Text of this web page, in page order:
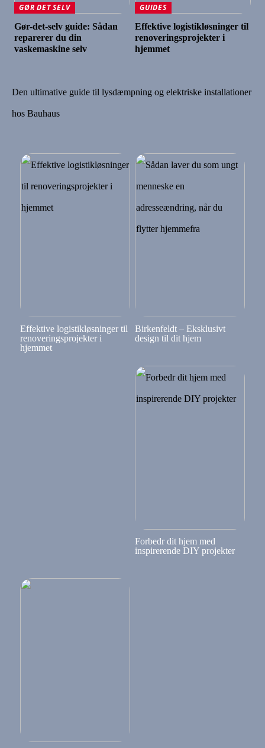
GØR DET SELV
Gør-det-selv guide: Sådan
reparerer du din
vaskemaskine selv
GUIDES
Effektive logistikløsninger til
renoveringsprojekter i
hjemmet
Den ultimative guide til lysdæmpning og elektriske installationer
hos Bauhaus
Effektive logistikløsninger til
renoveringsprojekter i
hjemmet
Birkenfeldt – Eksklusivt
design til dit hjem
Forbedr dit hjem med
inspirerende DIY projekter